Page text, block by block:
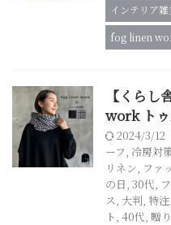
インテリア
fog linen
【くら
work トゥ
2024/3/12
ーフ, 冷房対
リネン, ファ
の日, 30代,
ス, 大判, 特注,
ト, 40代, 贈